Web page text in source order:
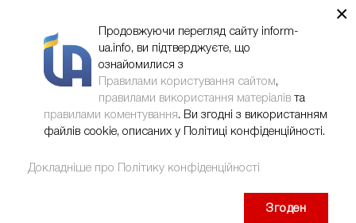
×
Продовжуючи перегляд сайту inform-
ua.info, ви підтверджуєте, що
ознайомилися з
Правилами користування сайтом,
правилами використання матеріалів та
правилами коментування. Ви згодні з використанням
файлів cookie, описаних у Політиці конфіденційності.
Докладніше про Політику конфіденційності
Згоден